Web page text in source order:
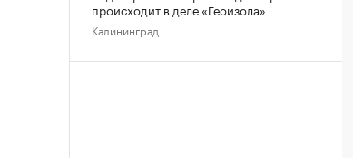
происходит в деле «Геоизола»
Калининград